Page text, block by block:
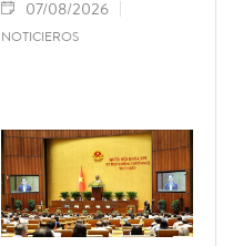
07/08/2026
NOTICIEROS